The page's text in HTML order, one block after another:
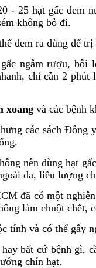
- 25 hạt gấc đem
không bỏ đi.
đem ra dùng để trị
ngâm rượu,
chỉ cần 2
xoang và các bệnh
các sách Đông
nên dùng hạt
da, liều lượng
đã có một
làm chuột chết,
tính và có thể gây
bất cứ bệnh gì,
chín hạt.